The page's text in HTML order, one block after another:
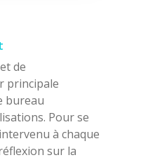
de
principale
bureau
Pour se
à chaque
sur la